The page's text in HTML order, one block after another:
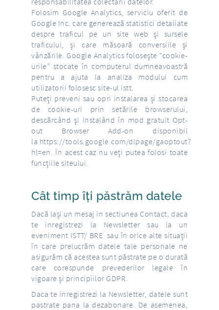
Folosim Google Analytics, serviciu oferit de
Google Inc. care generează statistici detaliate
despre traficul pe un site web şi sursele
traficului, şi care măsoară conversiile şi
vânzările. Google Analytics foloseşte “cookie-
urile” stocate în computerul dumneavoastră
pentru a ajuta la analiza modului cum
utilizatorii folosesc site-ul istt.
Puteţi preveni sau opri instalarea şi stocarea
de cookie-uri prin setările browserului,
descărcând şi instalând în mod gratuit Opt-
out Browser Add-on disponibil
la https://tools.google.com/dlpage/gaoptout?
hl=en. În acest caz nu veţi putea folosi toate
funcţiile siteului.
Cât timp îți păstrăm datele
Dacă lași un mesaj in sectiunea Contact, daca
te inregistrezi la Newsletter sau la un
eveniment ISTT/ BRE sau în orice alte situații
în care prelucrăm datele tale personale ne
asigurăm că acestea sunt păstrate pe o durată
care corespunde prevederilor legale în
vigoare și principiilor GDPR.
Daca te inregistrezi la Newsletter, datele sunt
pastrate pana la dezabonare. De asemenea,